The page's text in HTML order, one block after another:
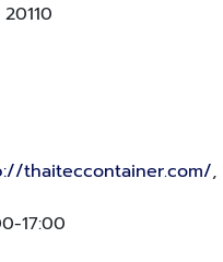
thaiteccontainer.com/,
17:00